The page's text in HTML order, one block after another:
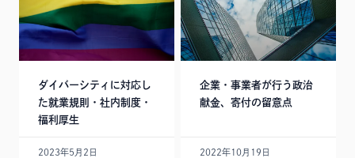
ダイバーシティに対応し
た就業規則・社内制度・
福利厚生
2023年5月2日
企業・事業者が行う政治
献金、寄付の留意点
2022年10月19日